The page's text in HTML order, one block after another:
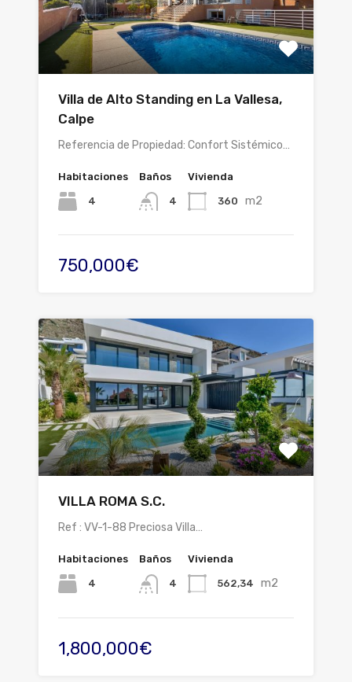
Villa de Alto Standing en La Vallesa,
Calpe
Referencia de Propiedad: Confort Sistémico…
Habitaciones
4
Baños
4
Vivienda
360 m2
750,000€
VILLA ROMA S.C.
Ref : VV-1-88 Preciosa Villa…
Habitaciones
4
Baños
4
Vivienda
562,34 m2
1,800,000€